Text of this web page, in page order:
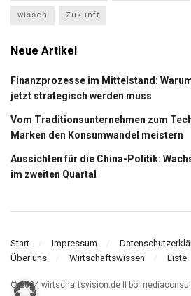
wissen Zukunft
Neue Artikel
Finanzprozesse im Mittelstand:
jetzt strategisch werden muss
Vom Traditionsunternehmen zum
Marken den Konsumwandel meistern
Aussichten für die China-Politik:
im zweiten Quartal
Start Impressum
Über uns
Wirtschaftswissen Liste
© 2024 wirtschaftsvision.de II bo